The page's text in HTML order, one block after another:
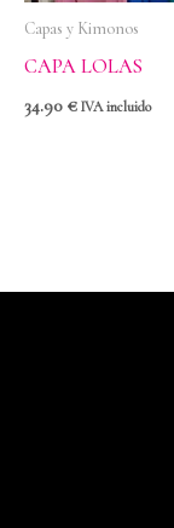
Capas y Kimonos
CAPA LOLAS
34.90 € IVA incluido